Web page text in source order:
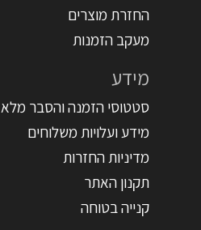
החזרת מוצרים
מעקב הזמנות
מידע
סטטוסי הזמנה והסבר מלא
מידע ועלויות משלוחים
מדיניות החזרות
תקנון האתר
קנייה בטוחה